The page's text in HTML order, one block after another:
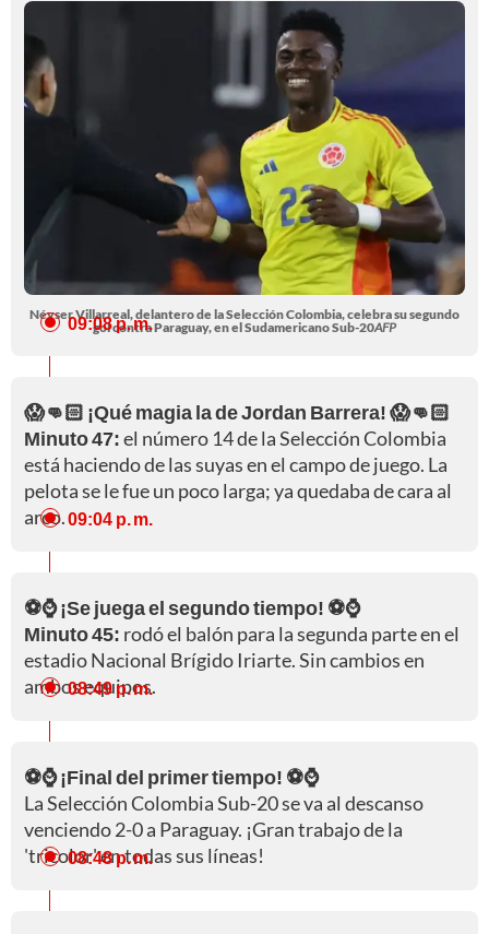
Néyser Villarreal, delantero de la Selección Colombia, celebra su segundo
gol contra Paraguay, en el Sudamericano Sub-20AFP
09:08 p. m.
😱👊🏻 ¡Qué magia la de Jordan Barrera! 😱👊🏻
Minuto 47:el número 14 de la Selección Colombia
está haciendo de las suyas en el campo de juego. La
pelota se le fue un poco larga; ya quedaba de cara al
arco.09:04 p. m.
⚽⌚ ¡Se juega el segundo tiempo! ⚽⌚
Minuto 45: rodó el balón para la segunda parte en el
estadio Nacional Brígido Iriarte. Sin cambios en
ambos equipos.
08:49 p. m.
⚽⌚ ¡Final del primer tiempo! ⚽⌚
La Selección Colombia Sub-20 se va al descanso
venciendo 2-0 a Paraguay. ¡Gran trabajo de la
'tricolor' en todas sus líneas!
08:48 p. m.